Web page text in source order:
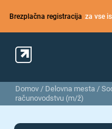
Brezplačna registracija za vse
Domov / Delovna mesta /
računovodstvu (m/ž)